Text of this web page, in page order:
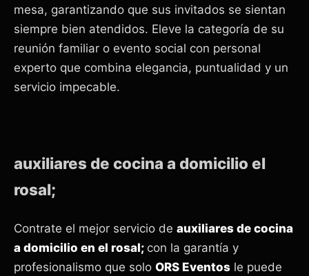
mesa, garantizando que sus invitados se sientan
siempre bien atendidos. Eleve la categoría de su
reunión familiar o evento social con personal
experto que combina elegancia, puntualidad y un
servicio impecable.
auxiliares de cocina a domicilio el
rosal;
Contrate el mejor servicio de auxiliares de cocina
a domicilio en el rosal; con la garantía y
profesionalismo que solo ORS Eventos le puede